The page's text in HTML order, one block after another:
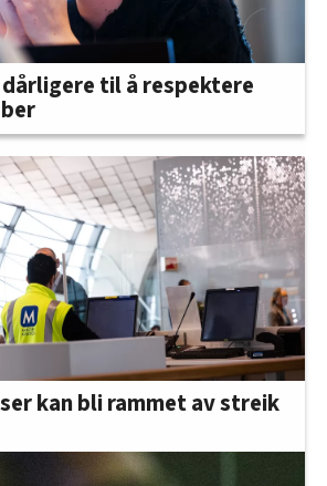
til å respektere
kan bli rammet av streik